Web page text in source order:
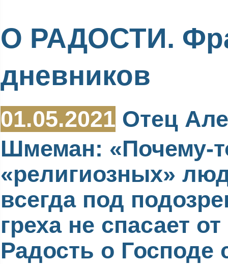
О РАДОСТИ.
дневников
01.05.2021 Отец
Шмеман: «Почему-
«религиозных»
всегда под
греха не спасает от
Радость о Господе